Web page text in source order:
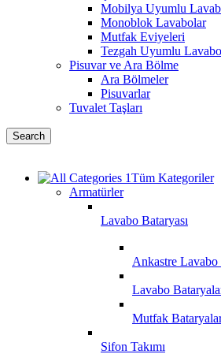
Mobilya Uyumlu
Monoblok Lavabolar
Mutfak Eviyeleri
Tezgah Uyumlu
Pisuvar ve Ara Bölme
Ara Bölmeler
Pisuvarlar
Tuvalet Taşları
Search
Tüm Kategoriler
Armatürler
Lavabo Bataryası
Ankastre Lavabo
Lavabo
Mutfak
Sifon Takımı